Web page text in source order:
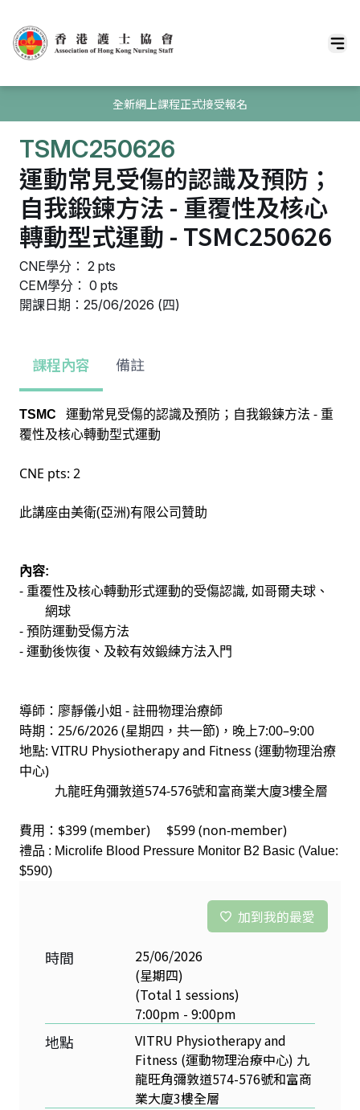
全新網上課程正式接受報名
TSMC250626
運動常見受傷的認識及預防；
自我鍛鍊方法 - 重覆性及核心
轉動型式運動 - TSMC250626
CNE學分： 2 pts
CEM學分： 0 pts
開課日期：25/06/2026 (四)
課程內容 備註
TSMC 運動常見受傷的認識及預防；自我鍛鍊方法 - 重
覆性及核心轉動型式運動
CNE pts: 2
此講座由美衛(亞洲)有限公司贊助
內容:
- 重覆性及核心轉動形式運動的受傷認識, 如哥爾夫球、
網球
- 預防運動受傷方法
- 運動後恢復、及較有效鍛練方法入門
導師：廖靜儀小姐 - 註冊物理治療師
時期： 25/6/2026 (星期四，共一節) ，晚上7:00–9:00
地點: VITRU Physiotherapy and Fitness (運動物理治療
中心)
九龍旺角彌敦道574-576號和富商業大廈3樓全層
費用： $399 (member) $599 (non-member)
禮品 : Microlife Blood Pressure Monitor B2 Basic (Value:
$590)
加到我的最愛
時間
25/06/2026
(星期四)
(Total 1 sessions)
7:00pm - 9:00pm
地點
VITRU Physiotherapy and
Fitness (運動物理治療中心) 九
龍旺角彌敦道574-576號和富商
業大廈3樓全層